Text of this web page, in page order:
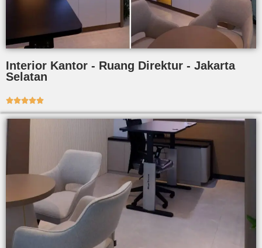
Interior Kantor - Ruang Direktur - Jakarta
Selatan
